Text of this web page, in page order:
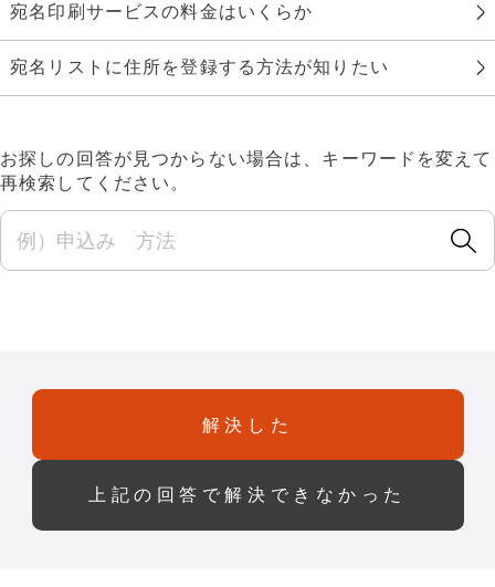
宛名印刷サービスの料金はいくらか
宛名リストに住所を登録する方法が知りたい
お探しの回答が見つからない場合は、キーワードを変えて
再検索してください。
解決した
上記の回答で解決できなかった